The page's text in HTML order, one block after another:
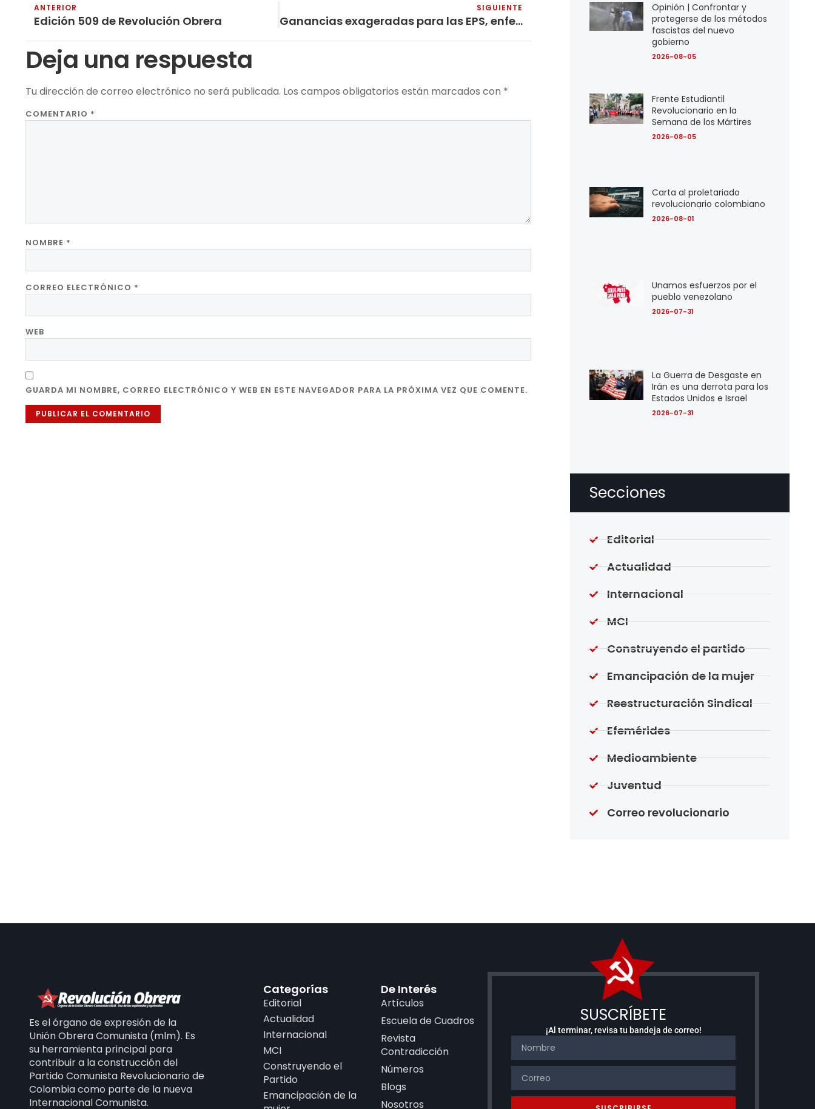
ANTERIOR
Edición 509 de Revolución Obrera
SIGUIENTE
Ganancias exageradas para las EPS, enfermedad y muerte para el pueblo
Deja una respuesta
Tu dirección de correo electrónico no será publicada. Los campos obligatorios están marcados con *
COMENTARIO *
NOMBRE *
CORREO ELECTRÓNICO *
WEB
GUARDA MI NOMBRE, CORREO ELECTRÓNICO Y WEB EN ESTE NAVEGADOR PARA LA PRÓXIMA VEZ QUE COMENTE.
Opinión | Confrontar y
protegerse de los métodos
fascistas del nuevo
gobierno
2026-08-05
Frente Estudiantil
Revolucionario en la
Semana de los Mártires
2026-08-05
Carta al proletariado
revolucionario colombiano
2026-08-01
Unamos esfuerzos por el
pueblo venezolano
2026-07-31
La Guerra de Desgaste en
Irán es una derrota para los
Estados Unidos e Israel
2026-07-31
Secciones
Editorial
Actualidad
Internacional
MCI
Construyendo el partido
Emancipación de la mujer
Reestructuración Sindical
Efemérides
Medioambiente
Juventud
Correo revolucionario
Es el órgano de expresión de la
Unión Obrera Comunista (mlm). Es
su herramienta principal para
contribuir a la construcción del
Partido Comunista Revolucionario de
Colombia como parte de la nueva
Internacional Comunista.
Categorías
Editorial
Actualidad
Internacional
MCI
Construyendo el
Partido
Emancipación de la
De Interés
Artículos
Escuela de Cuadros
Revista
Contradicción
Números
Blogs
Nosotros
SUSCRÍBETE
¡Al terminar, revisa tu bandeja de correo!